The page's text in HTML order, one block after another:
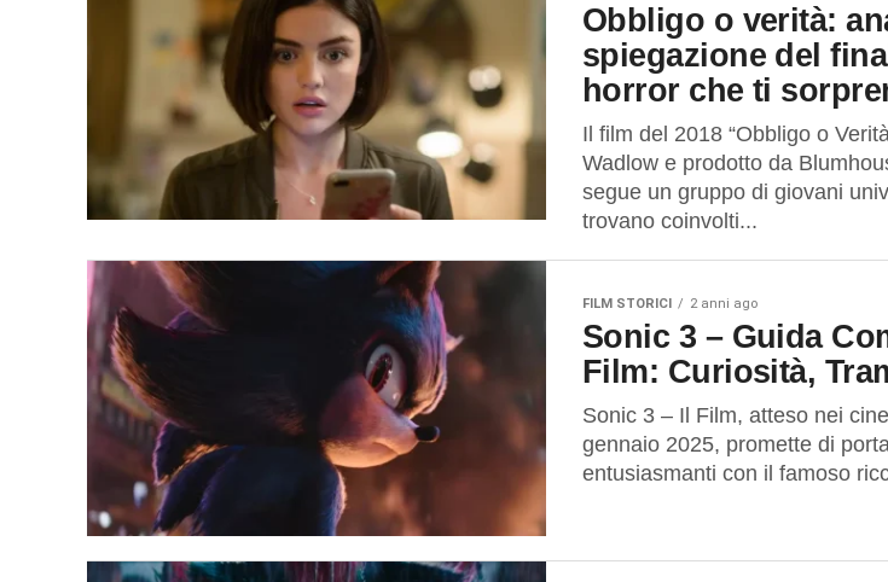
Obbligo o verità: analisi e
spiegazione del
horror che ti
Il film del 2018 “Obbligo o
Wadlow e prodotto da
segue un gruppo di giovani
trovano coinvolti...
FILM STORICI 2 anni ago
Sonic 3 – Guida Completa al
Film: Curiosità,
Sonic 3 – Il Film, atteso nei
gennaio 2025, promette di
entusiasmanti con il famoso